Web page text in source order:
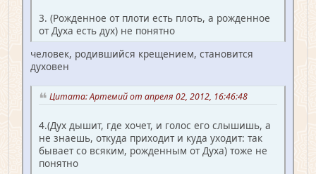
3. (Рожденное от плоти есть плоть, а рожденное
от Духа есть дух) не понятно
человек, родившийся крещением, становится
духовен
Цитата: Артемий от апреля 02, 2012, 16:46:48
4.(Дух дышит, где хочет, и голос его слышишь, а
не знаешь, откуда приходит и куда уходит: так
бывает со всяким, рожденным от Духа) тоже не
понятно